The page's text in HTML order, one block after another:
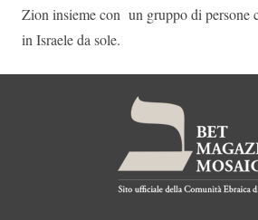
Zion insieme con un gruppo di persone
in Israele da sole.